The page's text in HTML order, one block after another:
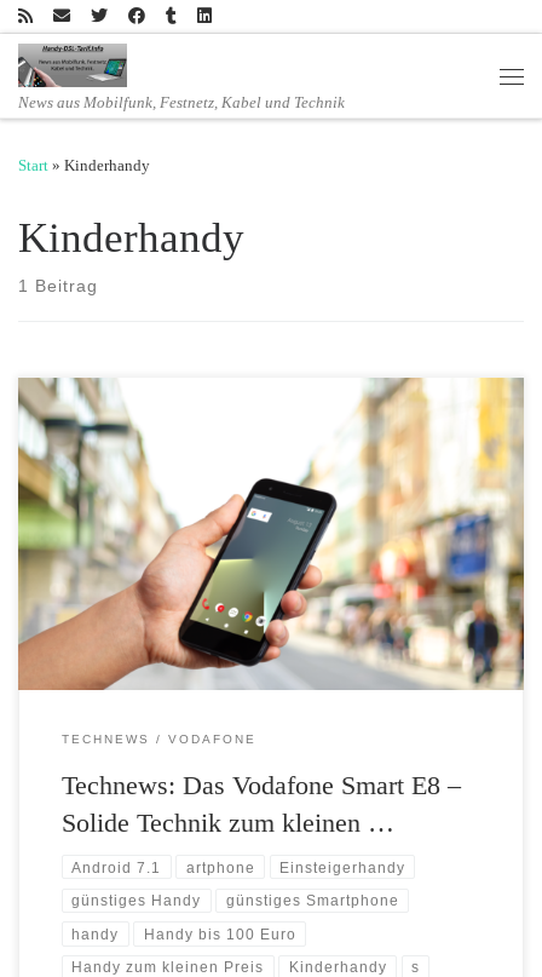
Zum Inhalt springen
News aus Mobilfunk, Festnetz, Kabel und Technik
Start » Kinderhandy
Kinderhandy
1 Beitrag
Perfekter Durchblick: Auf dem fünf Zoll großen LCD-Display alles im
Blick Schnelles Internet: Dank LTE Cat4 mit bis zu 150 Megabit pro
Sekunde mobil surfen Aktuelle Technik: Mit Android 7.1
Betriebssystem und Dualcore Prozessor Attraktiver Preis: Ohne
Mobilfunk-Vertrag für einmalig 99,90 Euro Vodafone startet mit der
Vermarktung des Vodafone Smart […]
TECHNEWS VODAFONE
Technews: Das Vodafone Smart E8 –
Solide Technik zum kleinen …
Android 7.1 artphone Einsteigerhandy
günstiges Handy günstiges Smartphone
handy Handy bis 100 Euro
Handy zum kleinen Preis Kinderhandy s